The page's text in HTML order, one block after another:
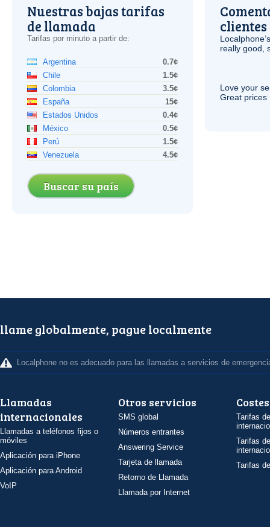
Nuestras bajas tarifas
de llamada
Tarifas por minuto a partir de:
Argentina
0.7¢
Chile
1.5¢
Colombia
3.5¢
España
15¢
Estados Unidos
0.4¢
México
0.5¢
Perú
1.5¢
Venezuela
4.5¢
Buscar su país
clientes
really good,
Love your
Great prices
llame globalmente, pague localmente
Localphone no es adecuado para las llamadas a servicios de
Llamadas
internacionales
Llamadas a teléfonos fijos o
móviles
Aplicación para iPhone
Aplicación para Android
VoIP
Otros servicios
SMS global
Números entrantes
Answering Service
Tarjeta de llamada
Retorno de Llamada
Llamada por Internet
Costes
Tarifas
Tarifas
Tarifas